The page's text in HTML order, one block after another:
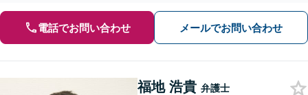
電話でお問い合わせ メールでお問い合わせ
福地 浩貴 弁護士